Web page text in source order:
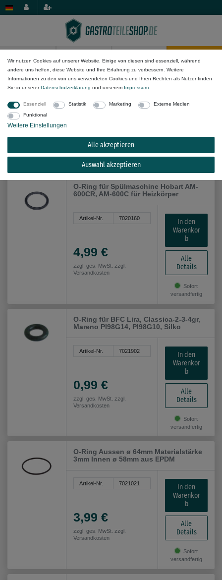
Dichtungs-Komponenten Flachdichtungen & O-Ringe
Alle Filteroptionen anzeigen (8)
O-Ring für Spülmaschine Hobart AM-
600CR, AM-600C für Heizkörper
Artikel-Nr. 7020160
4,99 €
zzgl. ges. MwSt. zzgl.
Versandkosten
In den
Warenkor
b
Alle
Details
Sofort
versandfertig
O-Ring für BFC Lira, Classica-2-3-4gr,
Mareno PI98G14, PI98G10, Silko
Artikel-Nr. 7021902
0,99 €
zzgl. ges. MwSt. zzgl.
Versandkosten
In den
Warenkor
b
Alle
Details
Sofort
versandfertig
O-Ring Aussen ø 64mm Materialstärke
3mm Innen ø 58mm aus EPDM
Artikel-Nr. 7021021
3,99 €
zzgl. ges. MwSt. zzgl.
Versandkosten
In den
Warenkor
b
Alle
Details
Sofort
versandfertig
Wir nutzen Cookies auf unserer Website. Einige von diesen sind essenziell, während
andere uns helfen, diese Website und Ihre Erfahrung zu verbessern. Weitere
Informationen zu den von uns verwendeten Cookies und Ihren Rechten als Nutzer finden
Sie in unsererDaten­schutz­erklärung und unserem Impressum
Essenziell Statistik Marketing
Externe Medien
Funktional
Weitere Einstellungen
Alle akzeptieren
Auswahl akzeptieren